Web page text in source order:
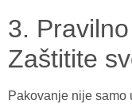
3.
Zaštitite
Pakovanje nije samo